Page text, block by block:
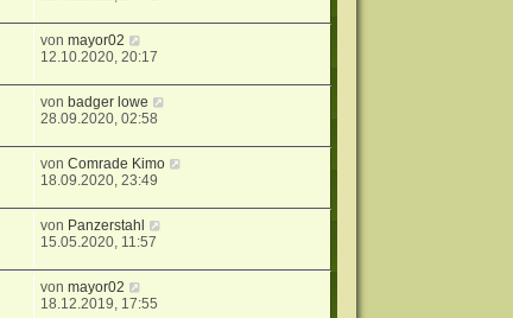
vonmayor02
12.10.2020, 20:17
von badger lowe
28.09.2020, 02:58
vonComrade Kimo
18.09.2020, 23:49
von Panzerstahl
15.05.2020, 11:57
vonmayor02
18.12.2019, 17:55